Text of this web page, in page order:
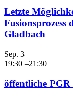
Letzte
Fusionsprozess
Gladbach
Sep. 3
19:30 –21:30
öffentliche